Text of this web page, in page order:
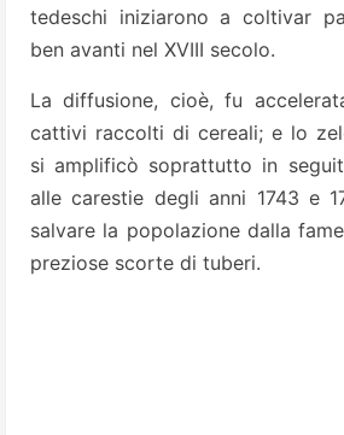
tedeschi iniziarono a coltivar
ben avanti nel XVIII secolo.
La diffusione, cioè, fu
cattivi raccolti di cereali; e lo
si amplificò soprattutto in
alle carestie degli anni 1743 e
salvare la popolazione dalla
preziose scorte di tuberi.